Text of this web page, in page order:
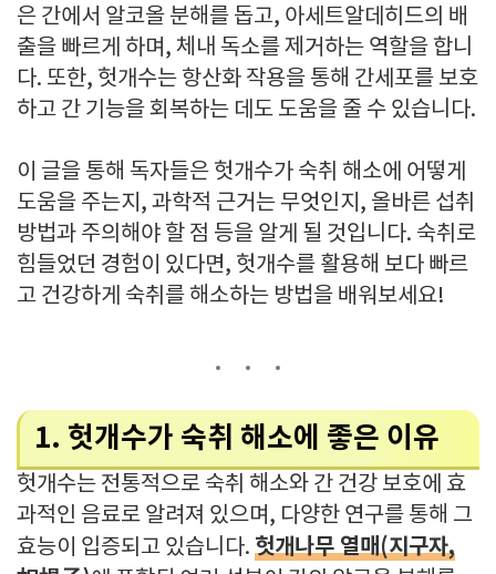
은 간에서 알코올 분해를 돕고, 아세트알데히드의 배
출을 빠르게 하며, 체내 독소를 제거하는 역할을 합니
다. 또한, 헛개수는 항산화 작용을 통해 간세포를 보호
하고 간 기능을 회복하는 데도 도움을 줄 수 있습니다.
이 글을 통해 독자들은 헛개수가 숙취 해소에 어떻게
도움을 주는지, 과학적 근거는 무엇인지, 올바른 섭취
방법과 주의해야 할 점 등을 알게 될 것입니다. 숙취로
힘들었던 경험이 있다면, 헛개수를 활용해 보다 빠르
고 건강하게 숙취를 해소하는 방법을 배워보세요!
1. 헛개수가 숙취 해소에 좋은 이유
헛개수는 전통적으로 숙취 해소와 간 건강 보호에 효
과적인 음료로 알려져 있으며, 다양한 연구를 통해 그
효능이 입증되고 있습니다. 헛개나무 열매(지구자,